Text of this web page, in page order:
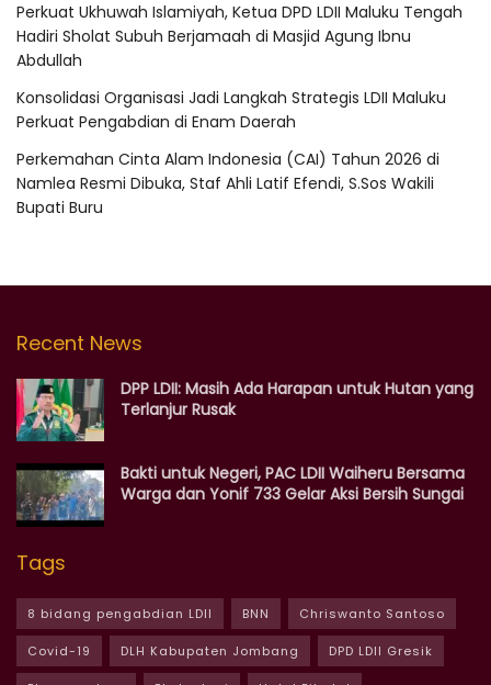
Perkuat Ukhuwah Islamiyah, Ketua DPD LDII Maluku Tengah
Hadiri Sholat Subuh Berjamaah di Masjid Agung Ibnu
Abdullah
Konsolidasi Organisasi Jadi Langkah Strategis LDII Maluku
Perkuat Pengabdian di Enam Daerah
Perkemahan Cinta Alam Indonesia (CAI) Tahun 2026 di
Namlea Resmi Dibuka, Staf Ahli Latif Efendi, S.Sos Wakili
Bupati Buru
Recent News
DPP LDII: Masih Ada Harapan untuk Hutan yang
Terlanjur Rusak
Bakti untuk Negeri, PAC LDII Waiheru Bersama
Warga dan Yonif 733 Gelar Aksi Bersih Sungai
Tags
8 bidang pengabdian LDII BNN Chriswanto Santoso
Covid-19 DLH Kabupaten Jombang DPD LDII Gresik